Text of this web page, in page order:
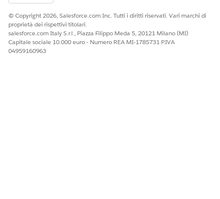
© Copyright 2026, Salesforce.com Inc. Tutti i diritti riservati. Vari marchi di
proprietà dei rispettivi titolari.
salesforce.com Italy S.r.l., Piazza Filippo Meda 5, 20121 Milano (MI)
Capitale sociale 10.000 euro - Numero REA MI-1785731 P.IVA
04959160963